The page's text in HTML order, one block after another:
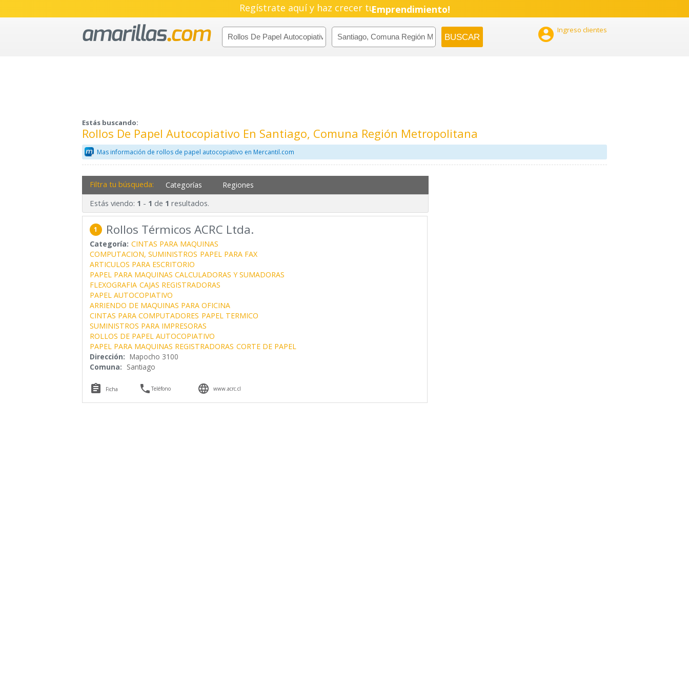
Regístrate aquí y haz crecer tuEmprendimiento!
 Ingreso clientes
Estás buscando:
Rollos De Papel Autocopiativo En Santiago, Comuna Región Metropolitana
Mas información de rollos de papel autocopiativo en Mercantil.com
Filtra tu búsqueda: Categorías Regiones
Estás viendo: 1 - 1 de 1 resultados.
1 Rollos Térmicos ACRC Ltda.
Categoría: CINTAS PARA MAQUINAS
COMPUTACION, SUMINISTROS PAPEL PARA FAX
ARTICULOS PARA ESCRITORIO
PAPEL PARA MAQUINAS CALCULADORAS Y SUMADORAS
FLEXOGRAFIA CAJAS REGISTRADORAS
PAPEL AUTOCOPIATIVO
ARRIENDO DE MAQUINAS PARA OFICINA
CINTAS PARA COMPUTADORES PAPEL TERMICO
SUMINISTROS PARA IMPRESORAS
ROLLOS DE PAPEL AUTOCOPIATIVO
PAPEL PARA MAQUINAS REGISTRADORAS CORTE DE PAPEL
Dirección: Mapocho 3100
Comuna: Santiago
 Ficha Teléfono  www.acrc.cl